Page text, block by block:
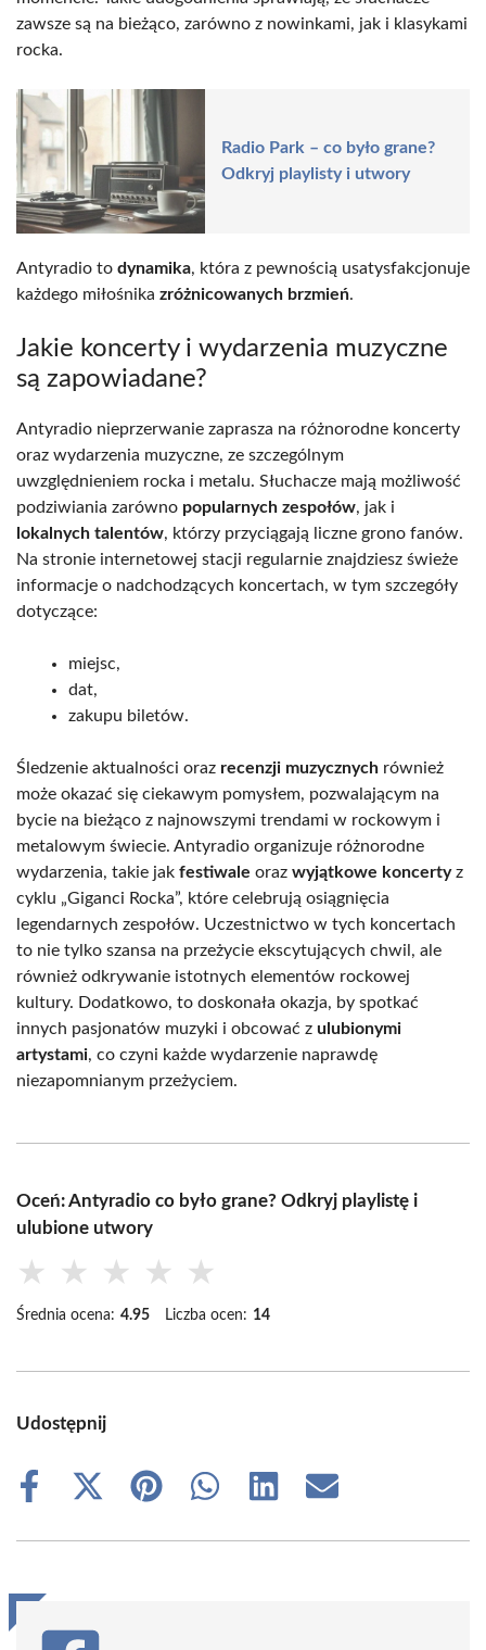
zawsze są na bieżąco, zarówno z nowinkami, jak i klasykami
rocka.
Radio Park – co było grane?
Odkryj playlisty i utwory
Antyradio to dynamika, która z pewnością usatysfakcjonuje
każdego miłośnika zróżnicowanych brzmień.
Jakie koncerty i wydarzenia muzyczne
są zapowiadane?
Antyradio nieprzerwanie zaprasza na różnorodne koncerty
oraz wydarzenia muzyczne, ze szczególnym
uwzględnieniem rocka i metalu. Słuchacze mają możliwość
podziwiania zarówno popularnych zespołów, jak i
lokalnych talentów, którzy przyciągają liczne grono fanów.
Na stronie internetowej stacji regularnie znajdziesz świeże
informacje o nadchodzących koncertach, w tym szczegóły
dotyczące:
miejsc,
dat,
zakupu biletów.
Śledzenie aktualności oraz recenzji muzycznych również
może okazać się ciekawym pomysłem, pozwalającym na
bycie na bieżąco z najnowszymi trendami w rockowym i
metalowym świecie. Antyradio organizuje różnorodne
wydarzenia, takie jak festiwale oraz wyjątkowe koncertyz
cyklu „Giganci Rocka”, które celebrują osiągnięcia
legendarnych zespołów. Uczestnictwo w tych koncertach
to nie tylko szansa na przeżycie ekscytujących chwil, ale
również odkrywanie istotnych elementów rockowej
kultury. Dodatkowo, to doskonała okazja, by spotkać
innych pasjonatów muzyki i obcować z ulubionymi
artystami, co czyni każde wydarzenie naprawdę
niezapomnianym przeżyciem.
Oceń: Antyradio co było grane? Odkryj playlistę i
ulubione utwory
★ ★ ★ ★ ★
Średnia ocena: 4.95 Liczba ocen: 14
Udostępnij
Share
Share
(Twitter)
Share
Share
Share
Share